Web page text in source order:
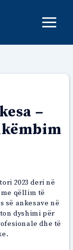
–
2023 deri në
qëllim të
së ankesave në
dyshimi për
dhe të